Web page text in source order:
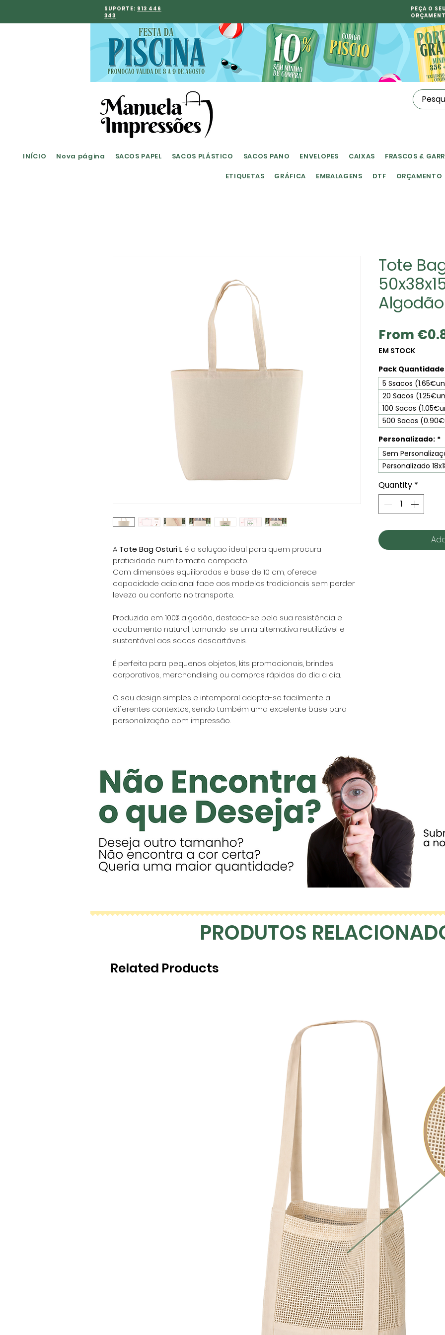
SUPORTE: 913 446
343
PEÇA O
INÍCIO Nova página SACOS PAPEL SACOS PLÁSTICO SACOS PANO ENVELOPES CAIXAS FRASCOS &
ETIQUETAS GRÁFICA EMBALAGENS DTF ORÇAMENTO
A Tote Bag Osturi L é a solução ideal para quem procura
praticidade num formato compacto.
Com dimensões equilibradas e base de 10 cm, oferece
capacidade adicional face aos modelos tradicionais sem perder
leveza ou conforto no transporte.
Produzida em 100% algodão, destaca-se pela sua resistência e
acabamento natural, tornando-se uma alternativa reutilizável e
sustentável aos sacos descartáveis.
É perfeita para pequenos objetos, kits promocionais, brindes
corporativos, merchandising ou compras rápidas do dia a dia.
O seu design simples e intemporal adapta-se facilmente a
diferentes contextos, sendo também uma excelente base para
personalização com impressão.
Tote
Algodão
From
EM STOCK
Pack
5 Ssacos
20 Sacos
100 Sacos
500 Sacos
Personalizado: *
Sem
Personalizado
Quantity *
PRODUTOS
Related Products